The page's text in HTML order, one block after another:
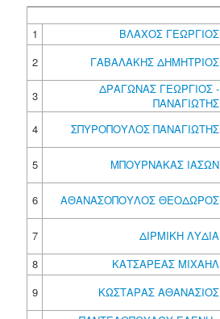
1
ΒΛΑΧΟΣ ΓΕΩΡΓΙΟΣ
2
ΓΑΒΑΛΑΚΗΣ ΔΗΜΗΤΡΙΟΣ
3
ΔΡΑΓΩΝΑΣ ΓΕΩΡΓΙΟΣ -
ΠΑΝΑΓΙΩΤΗΣ
4 ΣΠΥΡΟΠΟΥΛΟΣ ΠΑΝΑΓΙΩΤΗΣ
5 ΜΠΟΥΡΝΑΚΑΣ ΙΑΣΩΝ
6 ΑΘΑΝΑΣΟΠΟΥΛΟΣ ΘΕΟΔΩΡΟΣ
7 ΔΙΡΜΙΚΗ ΛΥΔΙΑ
8
ΚΑΤΣΑΡΕΑΣ ΜΙΧΑΗΛ
9
ΚΩΣΤΑΡΑΣ ΑΘΑΝΑΣΙΟΣ